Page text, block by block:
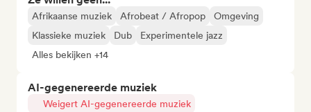
Afrikaanse muziek Afrobeat / Afropop
Omgeving
Klassieke muziek
Dub
Experimentele jazz
Alles bekijken +14
AI-gegenereerde muziek
Weigert AI-gegenereerde muziek